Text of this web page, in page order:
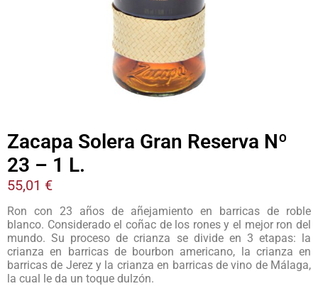
Zacapa Solera Gran Reserva Nº
23 – 1 L.
55,01 €
Ron con 23 años de añejamiento en barricas de roble
blanco. Considerado el coñac de los rones y el mejor ron del
mundo. Su proceso de crianza se divide en 3 etapas: la
crianza en barricas de bourbon americano, la crianza en
barricas de Jerez y la crianza en barricas de vino de Málaga,
la cual le da un toque dulzón.